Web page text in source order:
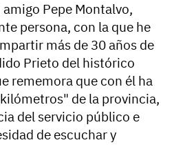
Pepe Montalvo,
persona, con la que he
más de 30 años de
Prieto del histórico
rememora que con él ha
de la provincia,
del servicio público e
de escuchar y